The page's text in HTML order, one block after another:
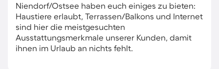
Niendorf/Ostsee haben euch einiges zu bieten:
Haustiere erlaubt, Terrassen/Balkons und Internet
sind hier die meistgesuchten
Ausstattungsmerkmale unserer Kunden, damit
ihnen im Urlaub an nichts fehlt.